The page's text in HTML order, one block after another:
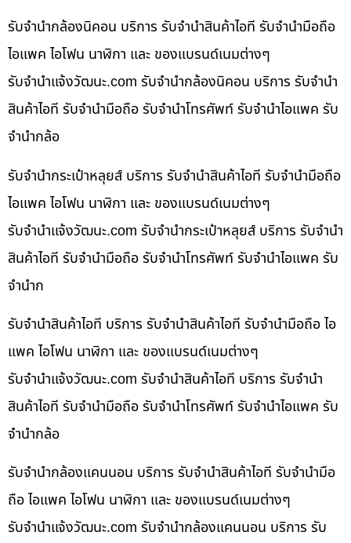
รับจำนำกล้องนิคอน บริการ รับจำนำสินค้าไอที รับจำนำมือถือ
ไอแพค ไอโฟน นาฬิกา และ ของแบรนด์เนมต่างๆ
รับจํานําแจ้งวัฒนะ.com รับจำนำกล้องนิคอน บริการ รับจำนำ
สินค้าไอที รับจำนำมือถือ รับจำนำโทรศัพท์ รับจำนำไอแพค รับ
จำนำกล้อ
รับจำนำกระเป๋าหลุยส์ บริการ รับจำนำสินค้าไอที รับจำนำมือถือ
ไอแพค ไอโฟน นาฬิกา และ ของแบรนด์เนมต่างๆ
รับจํานําแจ้งวัฒนะ.com รับจำนำกระเป๋าหลุยส์ บริการ รับจำนำ
สินค้าไอที รับจำนำมือถือ รับจำนำโทรศัพท์ รับจำนำไอแพค รับ
จำนำก
รับจำนำสินค้าไอที บริการ รับจำนำสินค้าไอที รับจำนำมือถือ ไอ
แพค ไอโฟน นาฬิกา และ ของแบรนด์เนมต่างๆ
รับจํานําแจ้งวัฒนะ.com รับจำนำสินค้าไอที บริการ รับจำนำ
สินค้าไอที รับจำนำมือถือ รับจำนำโทรศัพท์ รับจำนำไอแพค รับ
จำนำกล้อ
รับจำนำกล้องแคนนอน บริการ รับจำนำสินค้าไอที รับจำนำมือ
ถือ ไอแพค ไอโฟน นาฬิกา และ ของแบรนด์เนมต่างๆ
รับจํานําแจ้งวัฒนะ.com รับจำนำกล้องแคนนอน บริการ รับ